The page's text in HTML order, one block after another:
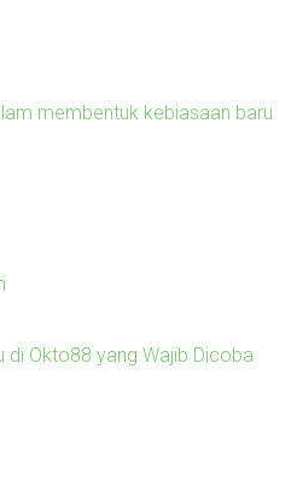
membentuk kebiasaan baru
di Okto88 yang Wajib Dicoba